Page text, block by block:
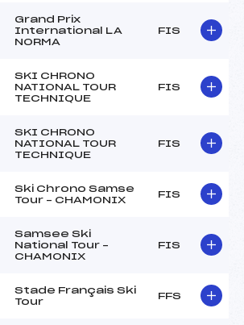
Grand Prix
International LA
NORMA
FIS
SKI CHRONO
NATIONAL TOUR
TECHNIQUE
FIS
SKI CHRONO
NATIONAL TOUR
TECHNIQUE
FIS
Ski Chrono Samse
Tour – CHAMONIX
FIS
Samsee Ski
National Tour –
CHAMONIX
FIS
Stade Français Ski
Tour
FFS